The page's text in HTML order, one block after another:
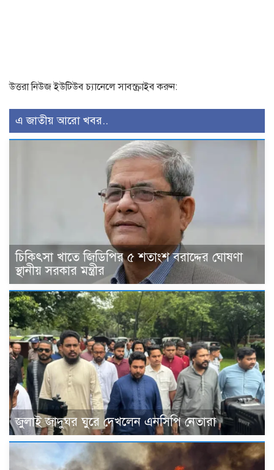
উত্তরা নিউজ ইউটিউব চ্যানেলে সাবস্ক্রাইব করুন:
এ জাতীয় আরো খবর..
চিকিৎসা খাতে জিডিপির ৫ শতাংশ বরাদ্দের ঘোষণা
স্থানীয় সরকার মন্ত্রীর
জুলাই জাদুঘর ঘুরে দেখলেন এনসিপি নেতারা